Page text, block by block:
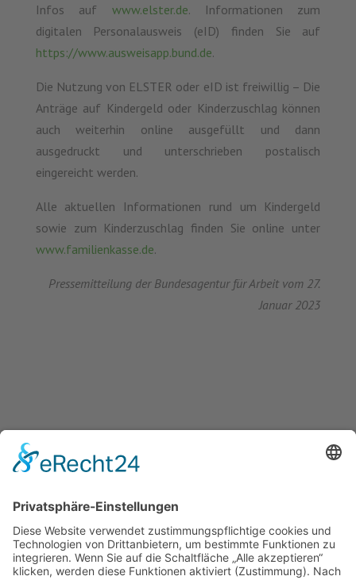
Infos auf www.elster.de. Informationen zum
digitalen Personalausweis (eID) finden Sie auf
https://www.ausweisapp.bund.de.
Die Nutzung von ELSTER oder eID ist freiwillig – Die
Anträge auf Kindergeld oder Kinderzuschlag können
auch weiterhin online ausgefüllt und dann
ausgedruckt und unterschrieben postalisch
eingereicht werden.
Alle aktuellen Informationen rund um Kindergeld
sowie zum Kinderzuschlag finden Sie online unter
www.familienkasse.de.
Pressemitteilung der Bundesagentur für Arbeit vom 27.
Januar 2023
News (Zurück)
Neues ESF Plus-Programm startet: Win-Win – Durch Kooperation zur Integration